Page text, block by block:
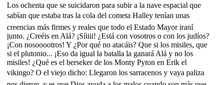
Los ochenta que se suicidaron para subir a la nave espacial que
sabían que estaba tras la cola del cometa Halley tenían unas
creencias más firmes y reales que todo el Estado Mayor iraní
junto. ¿Creéis en Alá? ¡Síiiii! ¿Está con vosotros o con los judíos?
¡Con nosooootros! Y ¿Por qué no atacáis? Que si los misiles, que
si el plutonio... ¡Eso da igual la batalla la ganará Alá y no los
misiles! ¿Qué es el berseker de los Monty Pyton en Erik el
vikingo? O el viejo dicho: Llegaron los sarracenos y vaya paliza